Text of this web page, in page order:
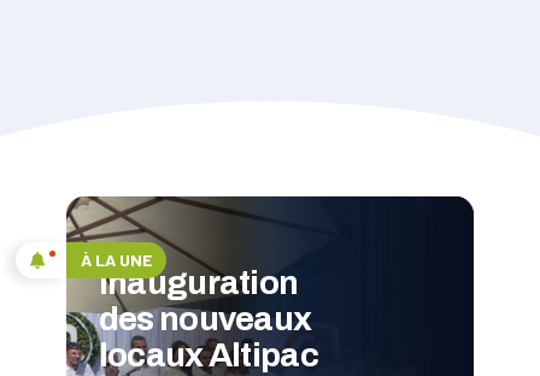
À LA UNE
Inauguration
des nouveaux
locaux Altipac